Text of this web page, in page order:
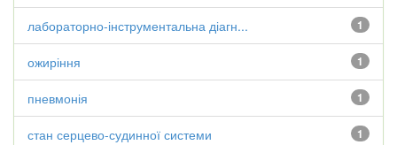
1
лабораторно-інструментальна діагн...
1
ожиріння
1
пневмонія
1
стан серцево-судинної системи